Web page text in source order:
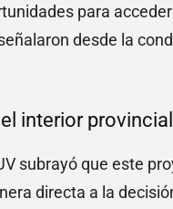
para
desde la
interior provincial
subrayó que este
directa a la